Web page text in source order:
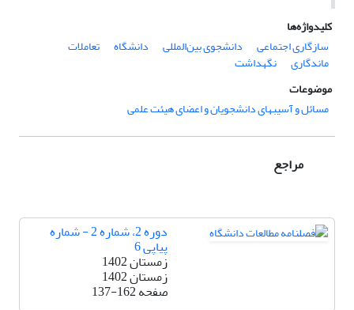
کلیدواژه‌ها
سازگاری اجتماعی
دانشجوی بین‌المللی دانشگاه تعاملات
ماندگاری
نگهداشت
موضوعات
مسائل و آسیب‏های دانشجویان و اعضای هیئت علمی
مراجع
دوره 2، شماره 2 - شماره
پیاپی 6
زمستان 1402
زمستان 1402
صفحه137-162